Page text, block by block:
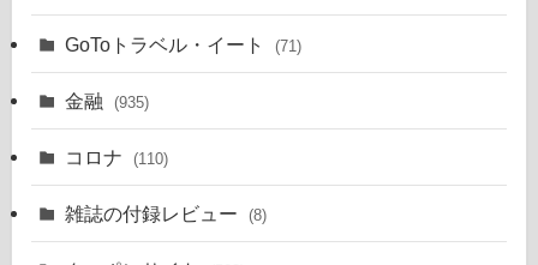
GoToトラベル・イート (71)
金融 (935)
コロナ (110)
雑誌の付録レビュー (8)